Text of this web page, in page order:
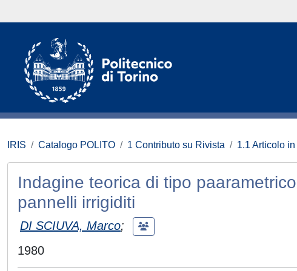
IRIS Catalogo POLITO 1 Contributo su Rivista 1.1 Articolo
Indagine teorica di tipo
pannelli irrigiditi
DI SCIUVA, Marco;
1980